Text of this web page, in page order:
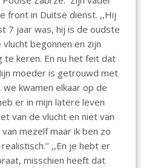
front in Duitse dienst. ,,Hij
7 jaar was, hij is de oudste
begonnen en zijn
keren. En nu het feit dat
moeder is getrouwd met
kwamen elkaar op de
er in mijn latere leven
van de vlucht en niet van
mezelf maar ik ben zo
,,En je hebt er
misschien heeft dat